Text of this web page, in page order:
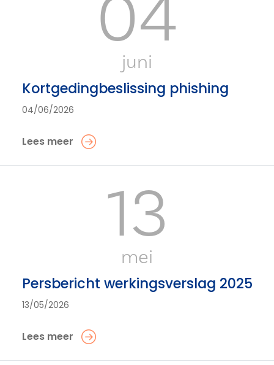
04
juni
Kortgedingbeslissing phishing
04/06/2026
Lees meer
13
mei
Persbericht werkingsverslag 2025
13/05/2026
Lees meer